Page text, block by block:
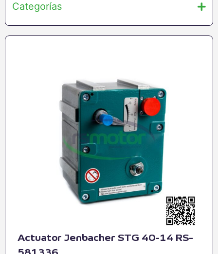
Categorías
Actuator Jenbacher STG 40-14 RS-